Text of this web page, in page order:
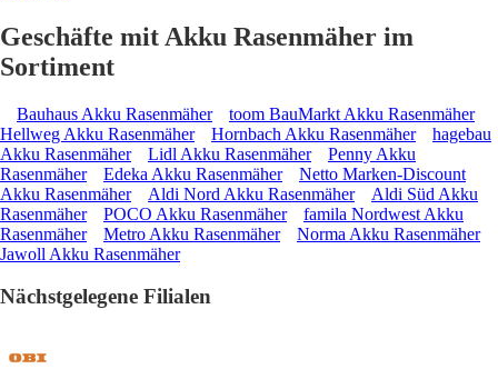
Geschäfte mit Akku Rasenmäher im
Sortiment
Bauhaus Akku Rasenmäher
toom BauMarkt Akku Rasenmäher
Hellweg Akku Rasenmäher
Hornbach Akku Rasenmäher
hagebau
Akku Rasenmäher
Lidl Akku Rasenmäher
Penny Akku
Rasenmäher
Edeka Akku Rasenmäher
Netto Marken-Discount
Akku Rasenmäher
Aldi Nord Akku Rasenmäher
Aldi Süd Akku
Rasenmäher
POCO Akku Rasenmäher
famila Nordwest Akku
Rasenmäher
Metro Akku Rasenmäher
Norma Akku Rasenmäher
Jawoll Akku Rasenmäher
Nächstgelegene Filialen